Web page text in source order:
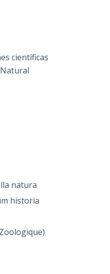
científicas
natura
historia